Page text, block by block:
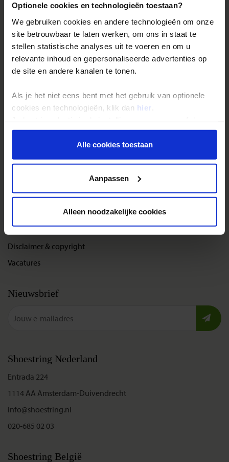
Optionele cookies en technologieën toestaan?
We gebruiken cookies en andere technologieën om onze
site betrouwbaar te laten werken, om ons in staat te
stellen statistische analyses uit te voeren en om u
relevante inhoud en gepersonaliseerde advertenties op
de site en andere kanalen te tonen.
Als je het niet eens bent met het gebruik van optionele
cookies en technologieën, klik dan hier
onder aan de pagina op elk gewenst moment voor de
toekomst wijzigen.Alle cookies toestaan
Aanpassen
Alleen noodzakelijke cookies
Veelgestelde vragen
Inloggen op mijn.Shoestring
Reisthema's
Single reizen
Festivalreizen
Gegarandeerde reizen
Bel, mail of chat met ons
Cookies instellingen
Disclaimer & copyright
Vacatures
Nieuwsbrief
Shoestring Nederland
Entrada 224
1114 AA Amsterdam-Duivendrecht
info@shoestring.nl
020-685 02 03
Shoestring België